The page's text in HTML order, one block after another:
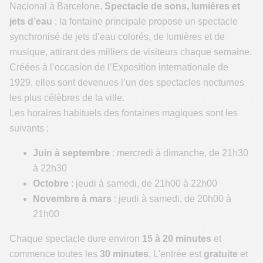
Nacional à Barcelone. Spectacle de sons, lumières et
jets d’eau : la fontaine principale propose un spectacle
synchronisé de jets d’eau colorés, de lumières et de
musique, attirant des milliers de visiteurs chaque semaine.
Créées à l’occasion de l’Exposition internationale de
1929, elles sont devenues l’un des spectacles nocturnes
les plus célèbres de la ville.
Les horaires habituels des fontaines magiques sont les
suivants :
Juin à septembre : mercredi à dimanche, de 21h30
à 22h30
Octobre : jeudi à samedi, de 21h00 à 22h00
Novembre à mars : jeudi à samedi, de 20h00 à
21h00
Chaque spectacle dure environ 15 à 20 minutes et
commence toutes les 30 minutes. L'entrée est gratuite et